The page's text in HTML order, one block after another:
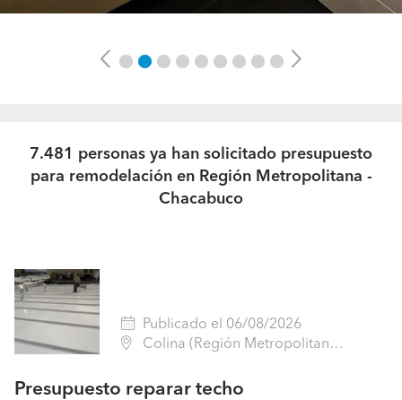
Previous Next
7.481 personas ya han solicitado presupuesto
para remodelación en Región Metropolitana -
Chacabuco
Publicado el 06/08/2026
Colina (Región Metropolitana - Chacabuco)
Presupuesto reparar techo